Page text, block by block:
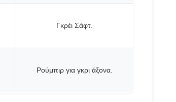
Γκρέι Σάφτ.
Ρούμπιρ για γκρι άξονα.